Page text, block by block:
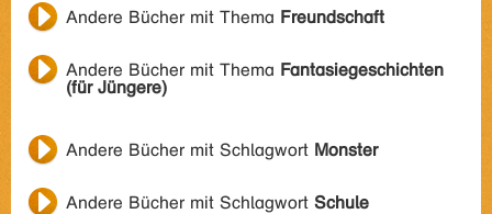
Andere Bücher mit Thema Freundschaft
Andere Bücher mit Thema Fantasiegeschichten
(für Jüngere)
Andere Bücher mit Schlagwort Monster
Andere Bücher mit Schlagwort Schule